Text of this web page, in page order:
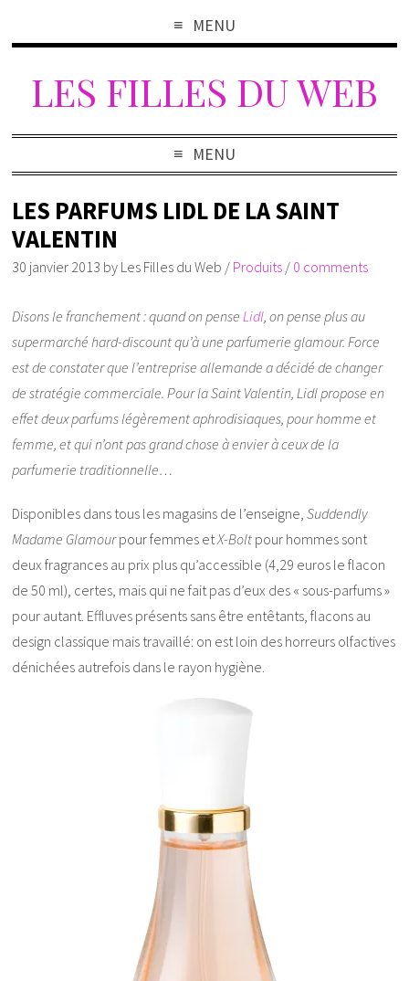
MENU
LES FILLES DU WEB
MENU
LES PARFUMS LIDL DE LA SAINT
VALENTIN
30 janvier 2013 by Les Filles du Web / Produits / 0 comments
Disons le franchement : quand on penseLidl, on pense plus au
supermarché hard-discount qu’à une parfumerie glamour. Force
est de constater que l’entreprise allemande a décidé de changer
de stratégie commerciale. Pour la Saint Valentin, Lidl propose en
effet deux parfums légèrement aphrodisiaques, pour homme et
femme, et qui n’ont pas grand chose à envier à ceux de la
parfumerie traditionnelle…
Disponibles dans tous les magasins de l’enseigne,Suddendly
Madame Glamourpour femmes etX-Bolt pour hommes sont
deux fragrances au prix plus qu’accessible (4,29 euros le flacon
de 50 ml), certes, mais qui ne fait pas d’eux des « sous-parfums »
pour autant. Effluves présents sans être entêtants, flacons au
design classique mais travaillé: on est loin des horreurs olfactives
dénichées autrefois dans le rayon hygiène.